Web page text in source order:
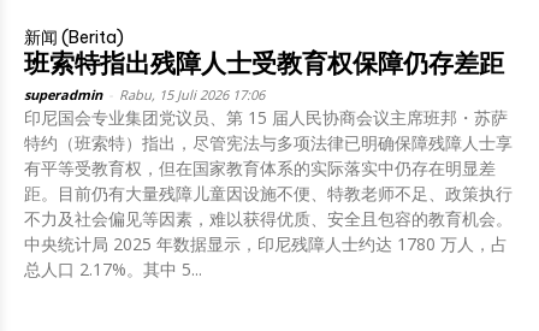
新闻 (Berita)
班索特指出残障人士受教育权保障仍存差距
superadmin Rabu, 15 Juli 2026 17:06
印尼国会专业集团党议员、第 15 届人民协商会议主席班邦・苏萨
特约（班索特）指出，尽管宪法与多项法律已明确保障残障人士享
有平等受教育权，但在国家教育体系的实际落实中仍存在明显差
距。目前仍有大量残障儿童因设施不便、特教老师不足、政策执行
不力及社会偏见等因素，难以获得优质、安全且包容的教育机会。
中央统计局 2025 年数据显示，印尼残障人士约达 1780 万人，占
总人口 2.17%。其中 5...